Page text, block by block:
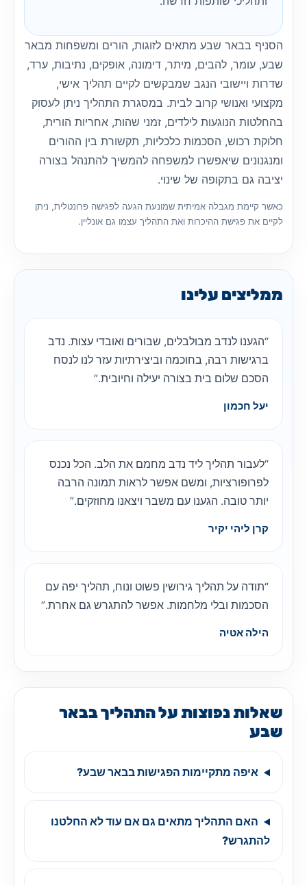
הסניף בבאר שבע מתאים לזוגות, הורים ומשפחות מבאר
שבע, עומר, להבים, מיתר, דימונה, אופקים, נתיבות, ערד,
שדרות ויישובי הנגב שמבקשים לקיים תהליך אישי,
מקצועי ואנושי קרוב לבית. במסגרת התהליך ניתן לעסוק
בהחלטות הנוגעות לילדים, זמני שהות, אחריות הורית,
חלוקת רכוש, הסכמות כלכליות, תקשורת בין ההורים
ומנגנונים שיאפשרו למשפחה להמשיך להתנהל בצורה
יציבה גם בתקופה של שינוי.
כאשר קיימת מגבלה אמיתית שמונעת הגעה לפגישה פרונטלית, ניתן
לקיים את פגישת ההיכרות ואת התהליך עצמו גם אונליין.
ממליצים עלינו
“הגענו לנדב מבולבלים, שבורים ואובדי עצות. נדב
ברגישות רבה, בחוכמה וביצירתיות עזר לנו לנסח
הסכם שלום בית בצורה יעילה וחיובית.”
יעל חכמון
“לעבור תהליך ליד נדב מחמם את הלב. הכל נכנס
לפרופורציות, ומשם אפשר לראות תמונה הרבה
יותר טובה. הגענו עם משבר ויצאנו מחוזקים.”
קרן ליהי יקיר
“תודה על תהליך גירושין פשוט ונוח, תהליך יפה עם
הסכמות ובלי מלחמות. אפשר להתגרש גם אחרת.”
הילה אטיה
שאלות נפוצות על התהליך בבאר
שבע
איפה מתקיימות הפגישות בבאר שבע?
האם התהליך מתאים גם אם עוד לא החלטנו
להתגרש?